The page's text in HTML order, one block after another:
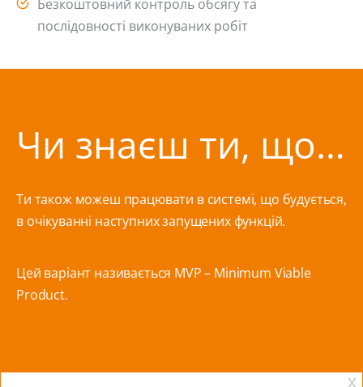
Безкоштовний контроль обсягу та
послідовності виконуваних робіт
Чи знаєш ти, що…
Ти також можеш працювати в системі, що будується,
в очікуванні наступних запущених функцій.
Цей варіант називається MVP – Minimum Viable
Product.